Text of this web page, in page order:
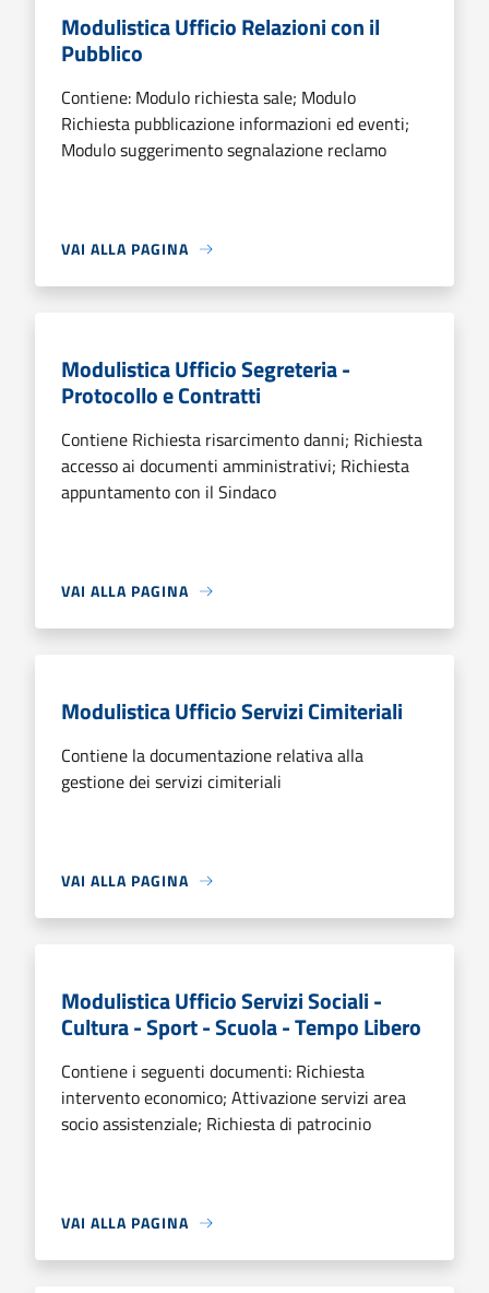
Modulistica Ufficio Relazioni con il
Pubblico
Contiene: Modulo richiesta sale; Modulo
Richiesta pubblicazione informazioni ed eventi;
Modulo suggerimento segnalazione reclamo
VAI ALLA PAGINA
Modulistica Ufficio Segreteria -
Protocollo e Contratti
Contiene Richiesta risarcimento danni; Richiesta
accesso ai documenti amministrativi; Richiesta
appuntamento con il Sindaco
VAI ALLA PAGINA
Modulistica Ufficio Servizi Cimiteriali
Contiene la documentazione relativa alla
gestione dei servizi cimiteriali
VAI ALLA PAGINA
Modulistica Ufficio Servizi Sociali -
Cultura - Sport - Scuola - Tempo Libero
Contiene i seguenti documenti: Richiesta
intervento economico; Attivazione servizi area
socio assistenziale; Richiesta di patrocinio
VAI ALLA PAGINA